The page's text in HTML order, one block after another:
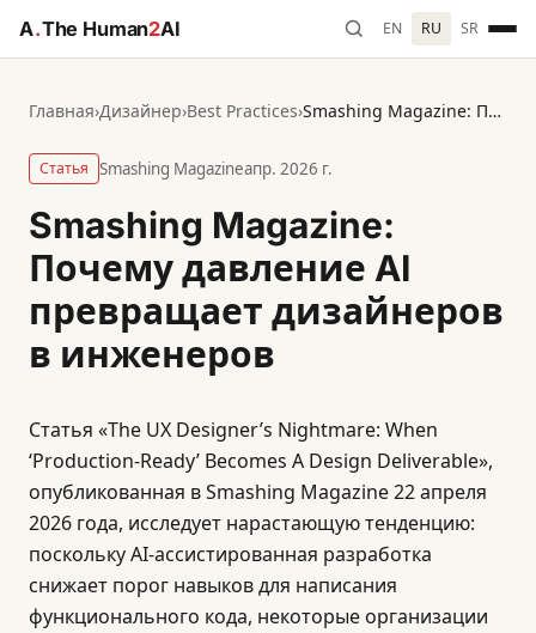
A.The Human2AI EN RU SR
Главная›Дизайнер›Best Practices› Smashing Magazine: Почему давление AI превращает дизайнеров в инженеров
Статья Smashing Magazineапр. 2026 г.
Smashing Magazine:
Почему давление AI
превращает дизайнеров
в инженеров
Статья «The UX Designer’s Nightmare: When
‘Production-Ready’ Becomes A Design Deliverable»,
опубликованная в Smashing Magazine 22 апреля
2026 года, исследует нарастающую тенденцию:
поскольку AI-ассистированная разработка
снижает порог навыков для написания
функционального кода, некоторые организации